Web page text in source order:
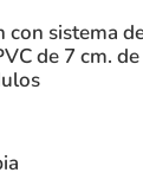
con sistema
de 7 cm.